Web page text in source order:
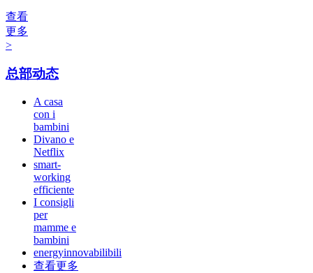
查看
更多
>
总部动态
A casa
con i
bambini
Divano e
Netflix
smart-
working
efficiente
I consigli
per
mamme e
bambini
energyinnovabilibili
查看更多